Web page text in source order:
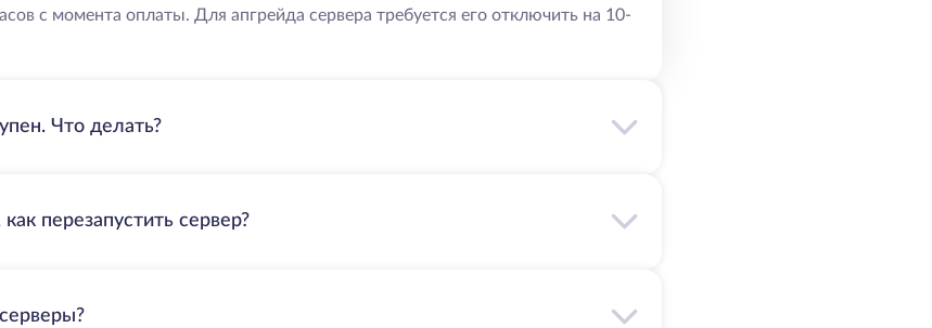
с момента оплаты. Для апгрейда сервера требуется его отключить на 10-
Что делать?
перезапустить сервер?